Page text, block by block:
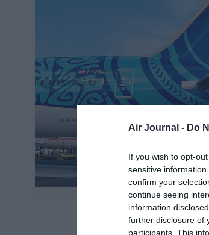
Air Journal - Do
If you wish to opt-
sensitive
confirm your
continue seeing
information
further disclosure of
participants. This
©Air